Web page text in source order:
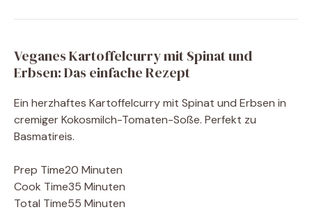
Veganes Kartoffelcurry mit Spinat und
Erbsen: Das einfache Rezept
Ein herzhaftes Kartoffelcurry mit Spinat und Erbsen in
cremiger Kokosmilch-Tomaten-Soße. Perfekt zu
Basmatireis.
Prep Time20 Minuten
Cook Time35 Minuten
Total Time55 Minuten